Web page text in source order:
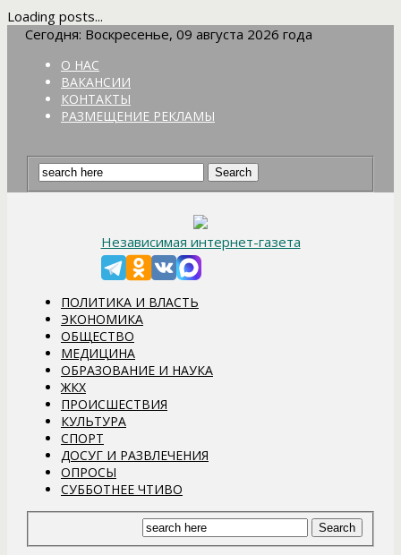
Loading posts...
Сегодня: Воскресенье, 09 августа 2026 года
О НАС
ВАКАНСИИ
КОНТАКТЫ
РАЗМЕЩЕНИЕ РЕКЛАМЫ
Независимая интернет-газета
ПОЛИТИКА И ВЛАСТЬ
ЭКОНОМИКА
ОБЩЕСТВО
МЕДИЦИНА
ОБРАЗОВАНИЕ И НАУКА
ЖКХ
ПРОИСШЕСТВИЯ
КУЛЬТУРА
СПОРТ
ДОСУГ И РАЗВЛЕЧЕНИЯ
ОПРОСЫ
СУББОТНЕЕ ЧТИВО